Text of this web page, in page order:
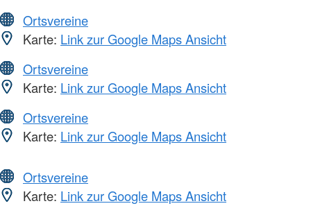
Ortsvereine
Karte: Link zur Google Maps Ansicht
Ortsvereine
Karte: Link zur Google Maps Ansicht
Ortsvereine
Karte: Link zur Google Maps Ansicht
Ortsvereine
Karte: Link zur Google Maps Ansicht